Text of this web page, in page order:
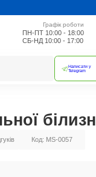
Графік роботи
ПН-ПТ 10:00 - 18:00
СБ-НД 10:00 - 17:00
Написати у
Telegram
Код: MS-0057